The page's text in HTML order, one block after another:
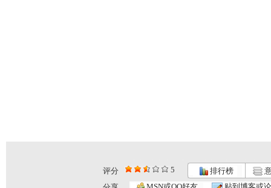
评分 5 排行榜
《巧巧手》... [智慧树]《...